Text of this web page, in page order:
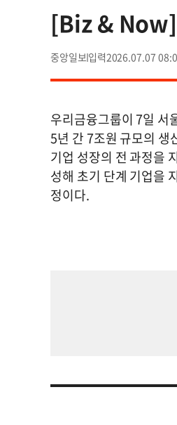
[Biz & Now]
중앙일보 2026.07.07
우리금융그룹이 7일 서
5년 간 7조원 규모의 생
기업 성장의 전 과정을
성해 초기 단계 기업을
정이다.